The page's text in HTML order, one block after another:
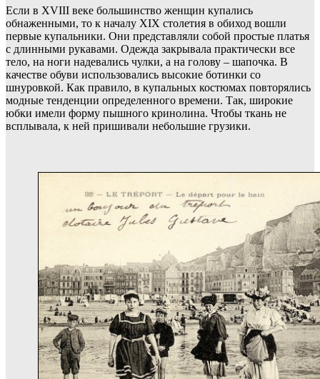
Если в XVIII веке большинство женщин купались
обнаженными, то к началу XIX столетия в обиход вошли
первые купальники. Они представляли собой простые платья
с длинными рукавами. Одежда закрывала практически все
тело, на ноги надевались чулки, а на голову – шапочка. В
качестве обуви использовались высокие ботинки со
шнуровкой. Как правило, в купальных костюмах повторялись
модные тенденции определенного времени. Так, широкие
юбки имели форму пышного кринолина. Чтобы ткань не
всплывала, к ней пришивали небольшие грузики.